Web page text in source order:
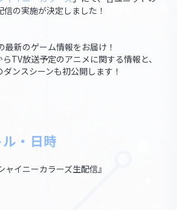
の実施が決定しました！
新のゲーム情報をお届け！
TV放送予定のアニメに関する情報と、
ンスシーンも初公開します！
・日時
ャイニーカラーズ生配信』